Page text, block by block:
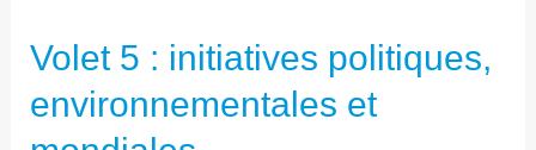
Volet 5 : initiatives politiques,
environnementales et